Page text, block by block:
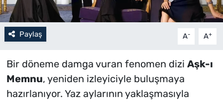
Paylaş A- A+
Bir döneme damga vuran fenomen dizi Aşk-ı
Memnu, yeniden izleyiciyle buluşmaya
hazırlanıyor. Yaz aylarının yaklaşmasıyla